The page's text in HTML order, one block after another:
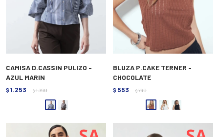
CAMISA D.CASSIN PULIZO -
AZUL MARIN
$ 1.253 $ 1.790
BLUZA P.CAKE TERNER -
CHOCOLATE
$ 553 $ 790